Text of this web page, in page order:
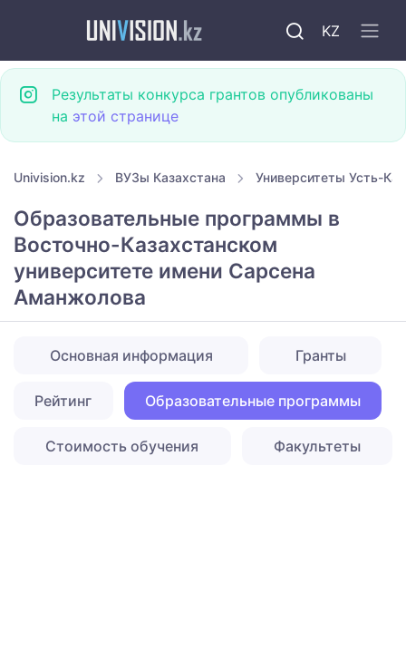
KZ
Результаты конкурса грантов опубликованы
на этой странице
Univision.kz ВУЗы Казахстана Университеты Усть-
Образовательные программы в
Восточно-Казахстанском
университете имени Сарсена
Аманжолова
Основная информация Гранты
Рейтинг Образовательные программы
Стоимость обучения Факультеты